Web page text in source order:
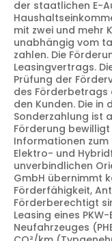
der staatlichen E-
mit zwei und mehr
unabhängig vom
zahlen. Die
Leasingvertrags.
Prüfung der
des
den Kunden. Die
Sonderzahlung ist
Förderung
Informationen
Elektro- und
unverbindlichen
GmbH übernimmt
Förderfähigkeit,
Förderberechtigt
Leasing eines
Neufahrzeuges